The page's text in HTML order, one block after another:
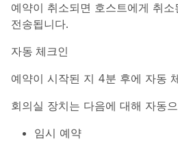
예약이 취소되면 호스트에게 취
전송됩니다.
자동 체크인
예약이 시작된 지 4분 후에 자동
회의실 장치는 다음에 대해 자동
임시 예약